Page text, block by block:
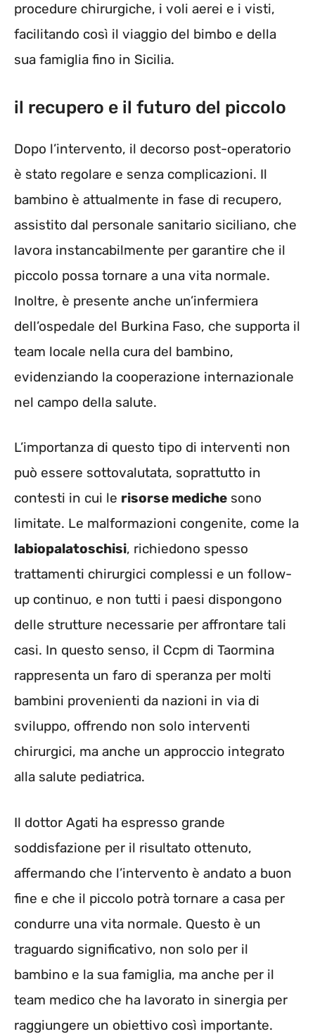
procedure chirurgiche, i voli aerei e i visti,
facilitando così il viaggio del bimbo e della
sua famiglia fino in Sicilia.
il recupero e il futuro del piccolo
Dopo l’intervento, il decorso post-operatorio
è stato regolare e senza complicazioni. Il
bambino è attualmente in fase di recupero,
assistito dal personale sanitario siciliano, che
lavora instancabilmente per garantire che il
piccolo possa tornare a una vita normale.
Inoltre, è presente anche un’infermiera
dell’ospedale del Burkina Faso, che supporta il
team locale nella cura del bambino,
evidenziando la cooperazione internazionale
nel campo della salute.
L’importanza di questo tipo di interventi non
può essere sottovalutata, soprattutto in
contesti in cui le risorse mediche sono
limitate. Le malformazioni congenite, come la
labiopalatoschisi, richiedono spesso
trattamenti chirurgici complessi e un follow-
up continuo, e non tutti i paesi dispongono
delle strutture necessarie per affrontare tali
casi. In questo senso, il Ccpm di Taormina
rappresenta un faro di speranza per molti
bambini provenienti da nazioni in via di
sviluppo, offrendo non solo interventi
chirurgici, ma anche un approccio integrato
alla salute pediatrica.
Il dottor Agati ha espresso grande
soddisfazione per il risultato ottenuto,
affermando che l’intervento è andato a buon
fine e che il piccolo potrà tornare a casa per
condurre una vita normale. Questo è un
traguardo significativo, non solo per il
bambino e la sua famiglia, ma anche per il
team medico che ha lavorato in sinergia per
raggiungere un obiettivo così importante.